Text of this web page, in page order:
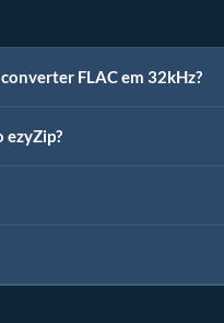
FLAC em 32kHz?
ezyZip?